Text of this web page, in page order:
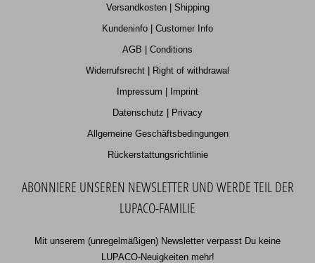
Versandkosten | Shipping
Kundeninfo | Customer Info
AGB | Conditions
Widerrufsrecht | Right of withdrawal
Impressum | Imprint
Datenschutz | Privacy
Allgemeine Geschäftsbedingungen
Rückerstattungsrichtlinie
ABONNIERE UNSEREN NEWSLETTER UND WERDE TEIL DER
LUPACO-FAMILIE
Mit unserem (unregelmäßigen) Newsletter verpasst Du keine
LUPACO-Neuigkeiten mehr!